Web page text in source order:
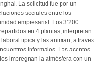
La solicitud fue por un
sociales entre los
empresarial. Los 3’200
en 4 plantas, interpretan
típica y las animan, a través
informales. Los acentos
impregnan la atmósfera con un